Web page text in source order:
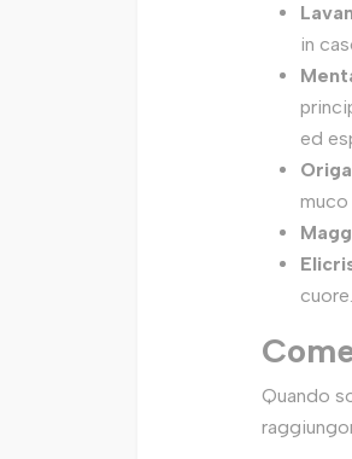
in
ed
muco
cuore.
Quando